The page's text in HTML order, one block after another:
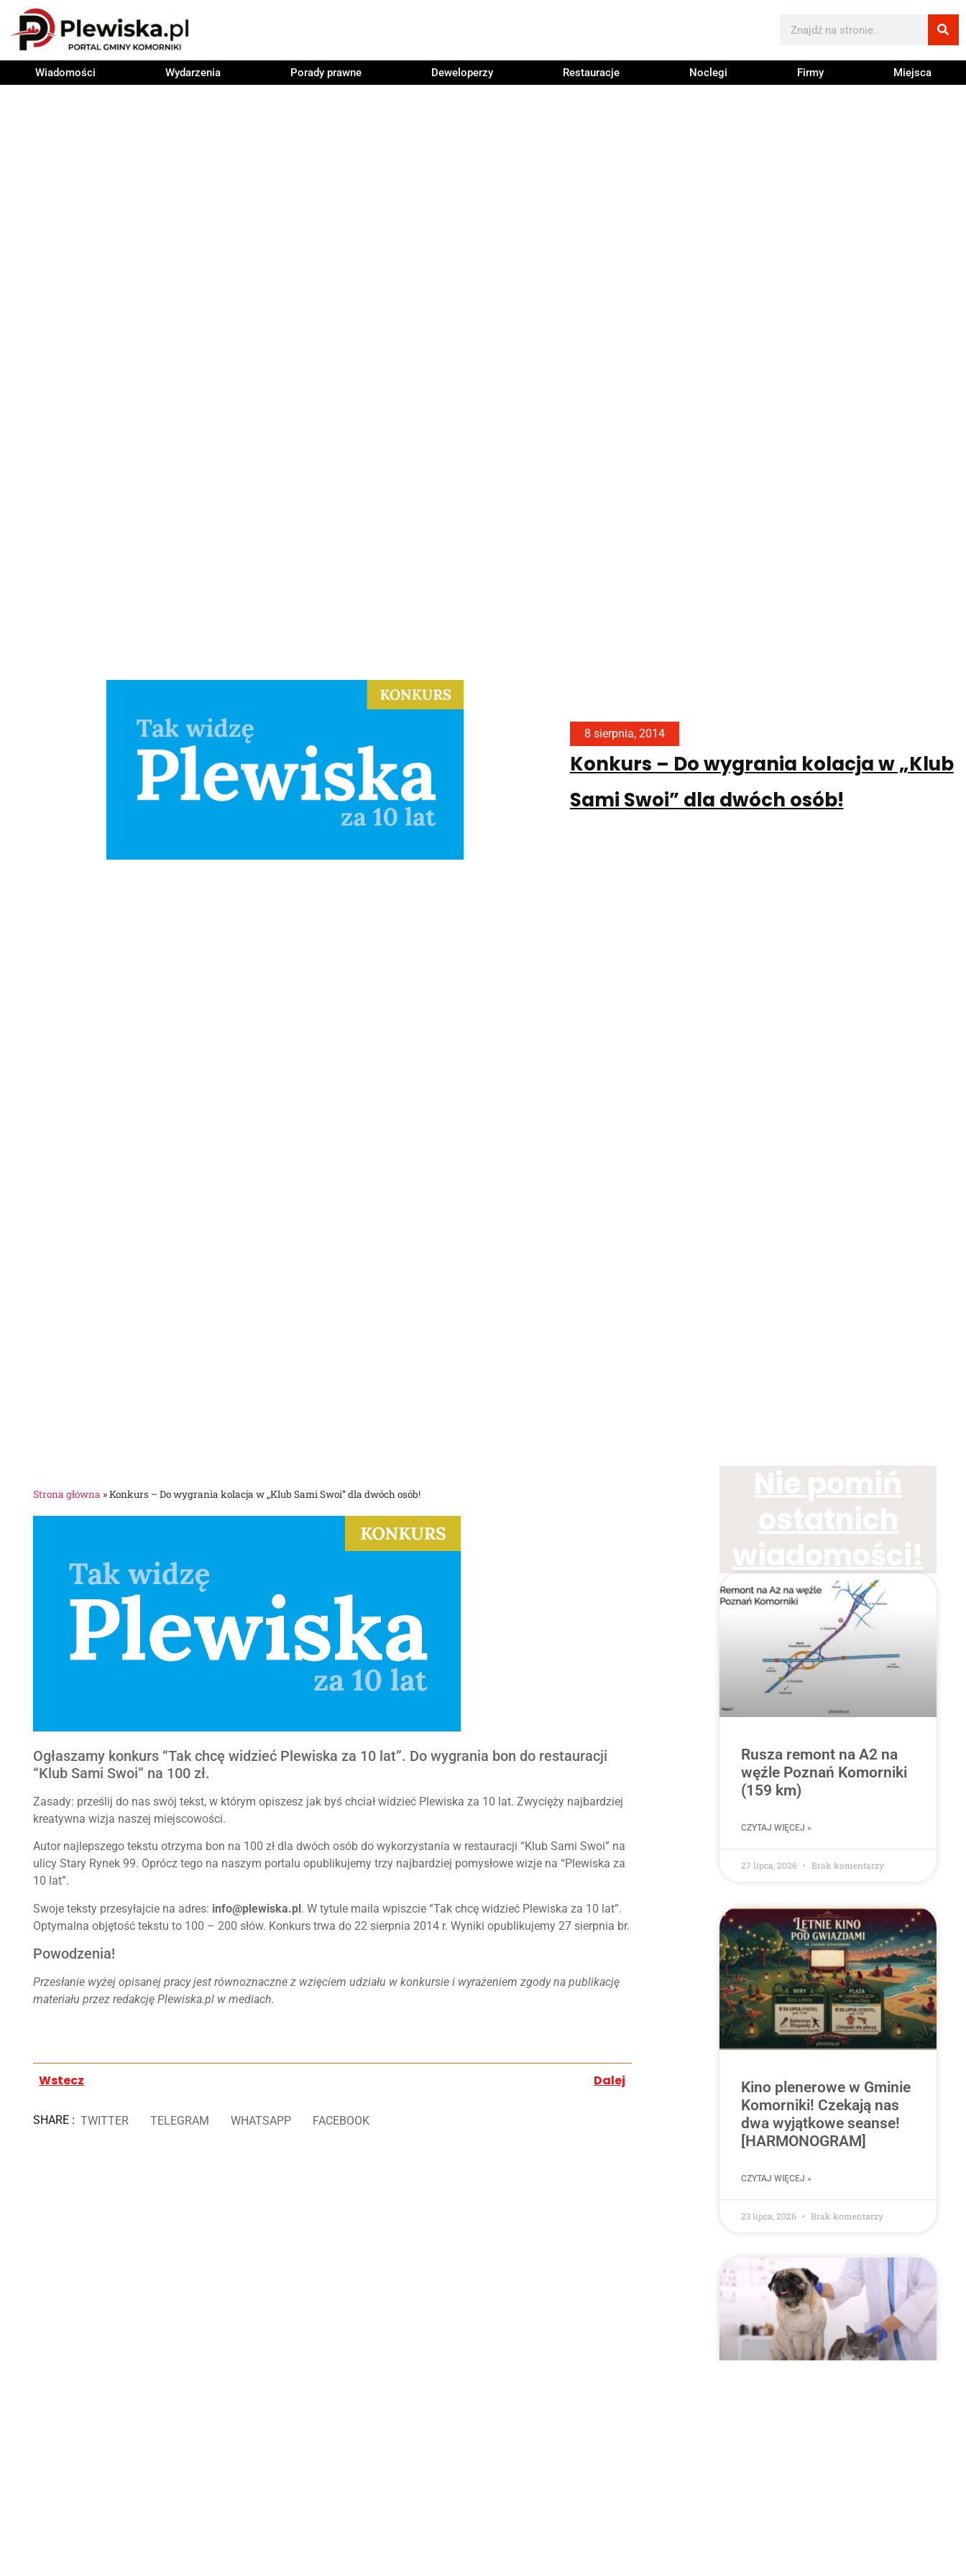
Wiadomości Wydarzenia Porady prawne Deweloperzy Restauracje Noclegi Firmy Miejsca
8 sierpnia, 2014
Konkurs – Do wygrania kolacja w „Klub
Sami Swoi” dla dwóch osób!
Strona główna »Konkurs – Do wygrania kolacja w „Klub Sami Swoi” dla dwóch osób!
Ogłaszamy konkurs “Tak chcę widzieć Plewiska za 10 lat”. Do wygrania bon do restauracji
“Klub Sami Swoi” na 100 zł.
Zasady: prześlij do nas swój tekst, w którym opiszesz jak byś chciał widzieć Plewiska za 10 lat. Zwycięży najbardziej
kreatywna wizja naszej miejscowości.
Autor najlepszego tekstu otrzyma bon na 100 zł dla dwóch osób do wykorzystania w restauracji “Klub Sami Swoi” na
ulicy Stary Rynek 99. Oprócz tego na naszym portalu opublikujemy trzy najbardziej pomysłowe wizje na “Plewiska za
10 lat”.
Swoje teksty przesyłajcie na adres: info@plewiska.pl. W tytule maila wpiszcie “Tak chcę widzieć Plewiska za 10 lat”.
Optymalna objętość tekstu to 100 – 200 słów. Konkurs trwa do 22 sierpnia 2014 r. Wyniki opublikujemy 27 sierpnia br.
Powodzenia!
Przesłanie wyżej opisanej pracy jest równoznaczne z wzięciem udziału w konkursie i wyrażeniem zgody na publikację
materiału przez redakcję Plewiska.pl w mediach.
Wstecz Dalej
SHARE : TWITTER TELEGRAM WHATSAPP FACEBOOK
Nie pomiń
ostatnich
wiadomości!
Rusza remont na A2 na
węźle Poznań Komorniki
(159 km)
CZYTAJ WIĘCEJ »
27 lipca, 2026 Brak komentarzy
Kino plenerowe w Gminie
Komorniki! Czekają nas
dwa wyjątkowe seanse!
[HARMONOGRAM]
CZYTAJ WIĘCEJ »
23 lipca, 2026 Brak komentarzy